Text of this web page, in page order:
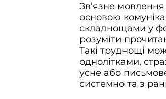
Зв’язне
основою
складнощами у
розуміти
Такі труднощі
однолітками,
усне або
системно та з